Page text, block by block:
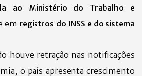
ao Ministério do Trabalho e
em registros do INSS e do sistema
houve retração nas notificações
o país apresenta crescimento